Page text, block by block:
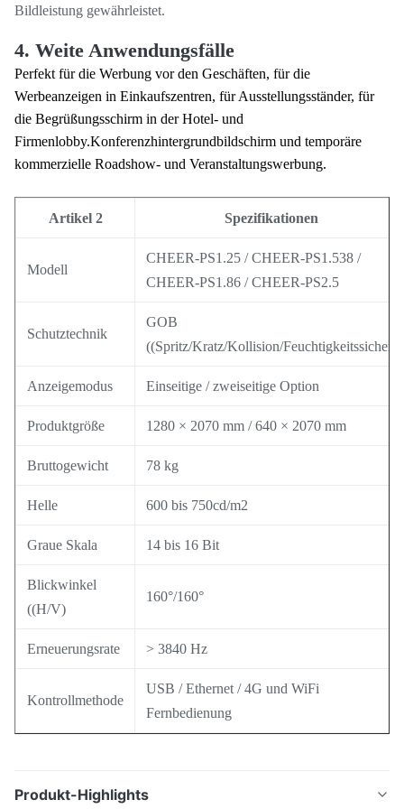
Bildleistung gewährleistet.
4. Weite Anwendungsfälle
Perfekt für die Werbung vor den Geschäften, für die
Werbeanzeigen in Einkaufszentren, für Ausstellungsständer, für
die Begrüßungsschirm in der Hotel- und
Firmenlobby.Konferenzhintergrundbildschirm und temporäre
kommerzielle Roadshow- und Veranstaltungswerbung.
Artikel 2 Spezifikationen
Modell
CHEER-PS1.25 / CHEER-PS1.538 /
CHEER-PS1.86 / CHEER-PS2.5
Schutztechnik
GOB
((Spritz/Kratz/Kollision/Feuchtigkeitssicher)
Anzeigemodus Einseitige / zweiseitige Option
Produktgröße 1280 × 2070 mm / 640 × 2070 mm
Bruttogewicht 78 kg
Helle 600 bis 750cd/m2
Graue Skala 14 bis 16 Bit
Blickwinkel
((H/V)
160°/160°
Erneuerungsrate > 3840 Hz
Kontrollmethode
USB / Ethernet / 4G und WiFi
Fernbedienung
Produkt-Highlights